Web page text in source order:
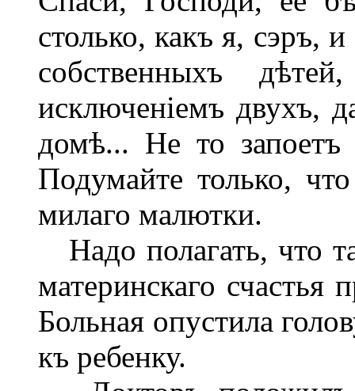
столько, какъ я, сэръ,
собственныхъ
исключеніемъ двухъ,
домѣ... Не то запоетъ
Подумайте только,
милаго малютки.
Надо полагать, что
материнскаго счастья
Больная опустила
къ ребенку.